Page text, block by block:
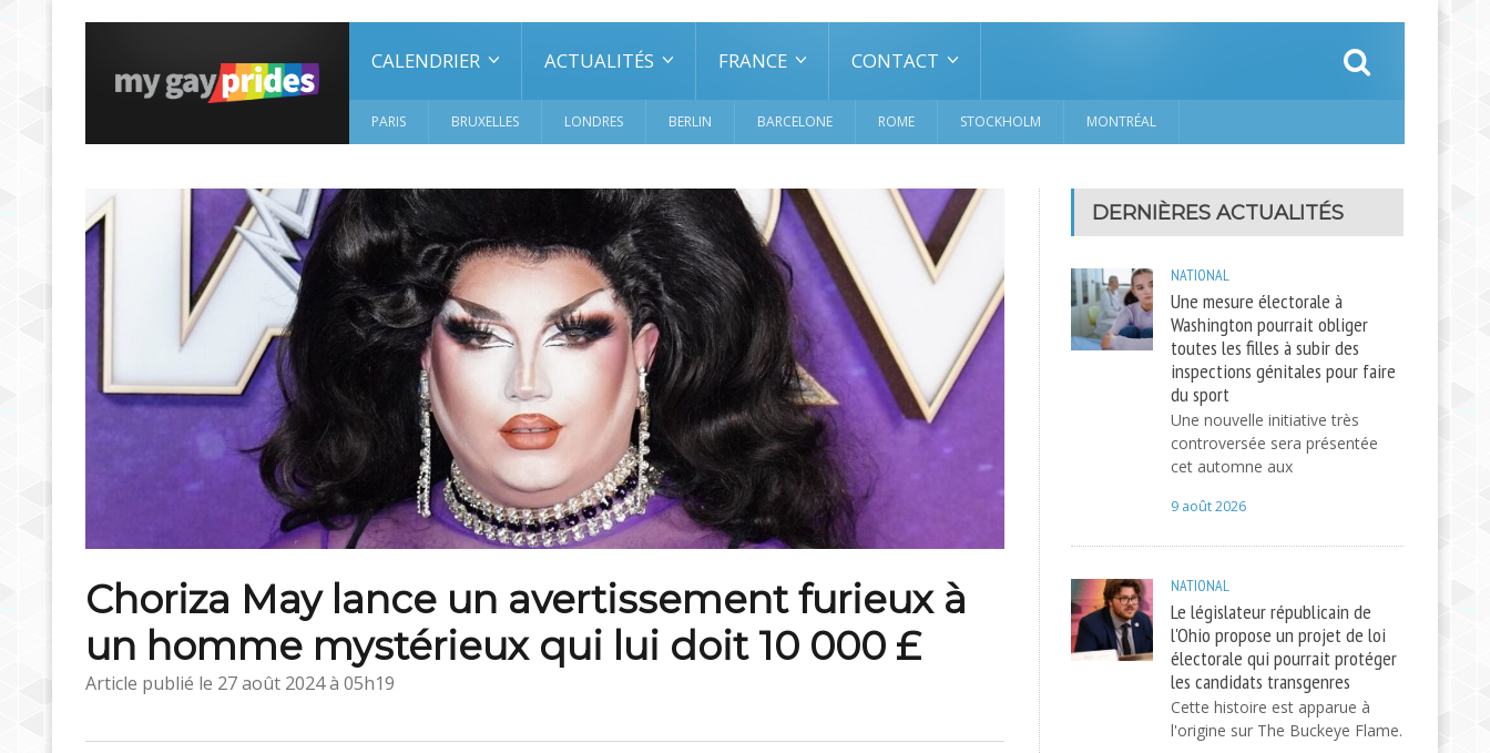
CALENDRIER ACTUALITÉS FRANCE CONTACT
PARIS BRUXELLES LONDRES BERLIN BARCELONE ROME STOCKHOLM MONTRÉAL
Choriza May lance un avertissement furieux à
un homme mystérieux qui lui doit 10 000 £
Article publié le 27 août 2024 à 05h19
DERNIÈRES ACTUALITÉS
NATIONAL
Une mesure électorale à
Washington pourrait obliger
toutes les filles à subir des
inspections génitales pour faire
du sport
Une nouvelle initiative très
controversée sera présentée
cet automne aux
9 août 2026
NATIONAL
Le législateur républicain de
l'Ohio propose un projet de loi
électorale qui pourrait protéger
les candidats transgenres
Cette histoire est apparue à
l'origine sur The Buckeye Flame.